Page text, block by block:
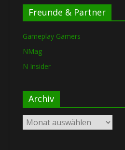
Freunde & Partner
Gameplay Gamers
NMag
N Insider
Archiv
Archiv